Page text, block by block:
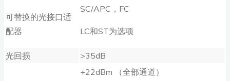
可替换的光接口适
配器
SC/APC，FC
LC和ST为选项
光回损 >35dB
+22dBm （全部通道）